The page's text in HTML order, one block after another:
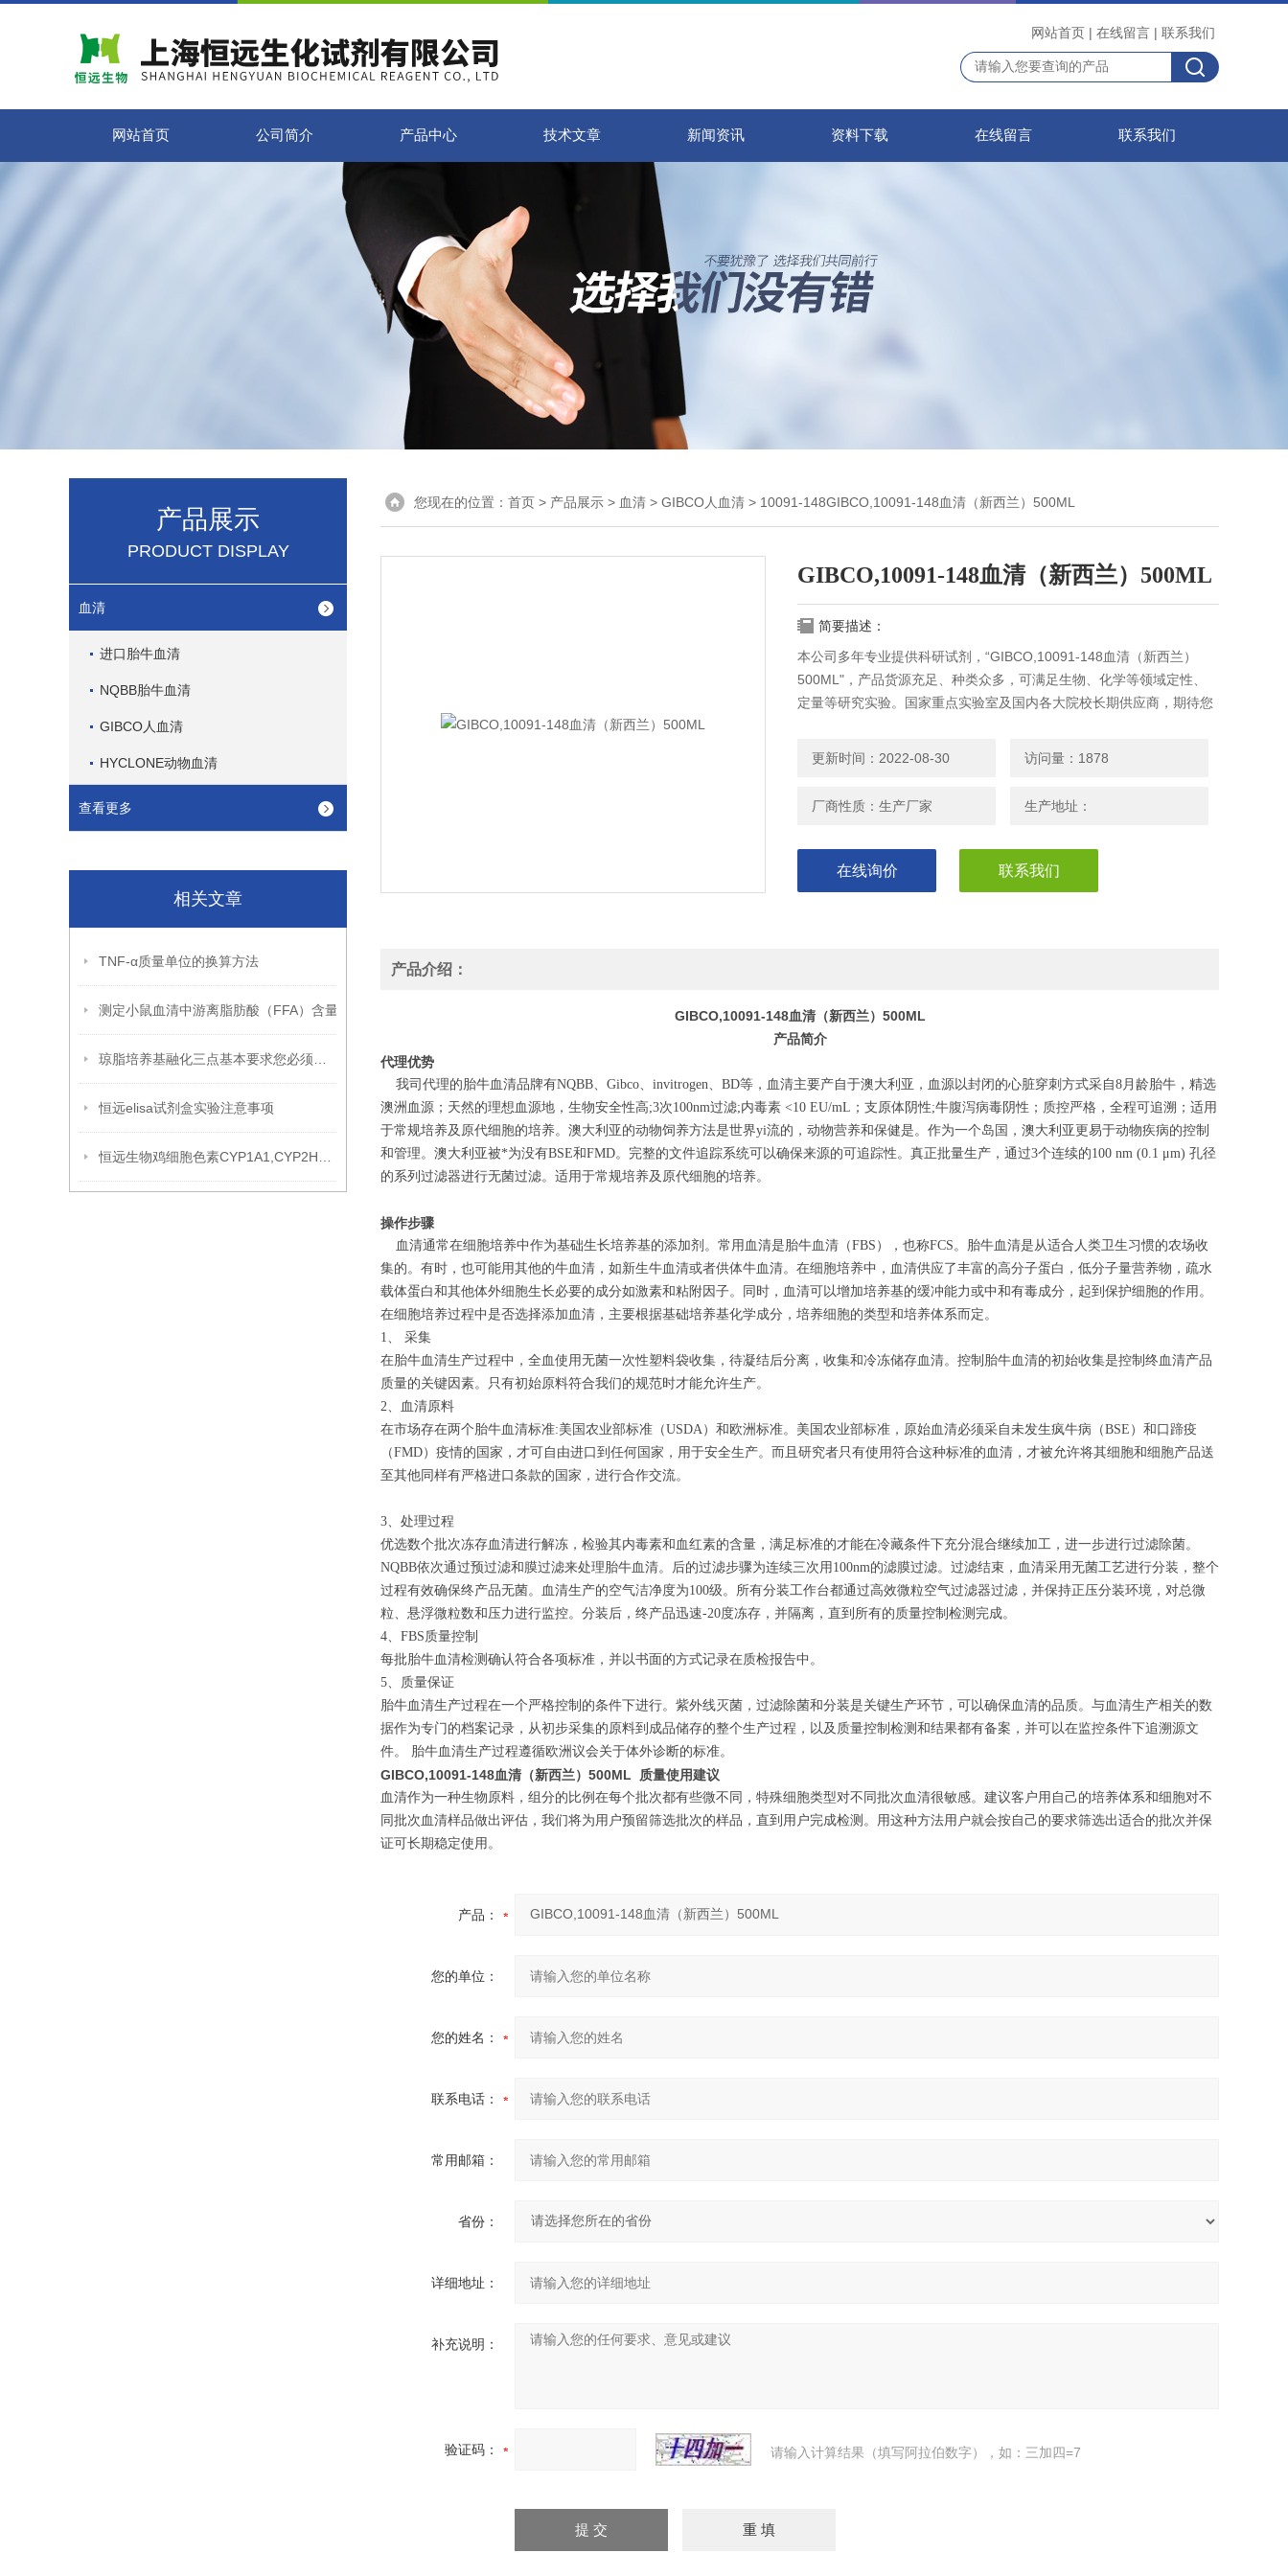
网站首页 | 在线留言 | 联系我们
网站首页 公司简介 产品中心 技术文章 新闻资讯 资料下载 在线留言 联系我们
产品展示
PRODUCT DISPLAY
血清
进口胎牛血清
NQBB胎牛血清
GIBCO人血清
HYCLONE动物血清
查看更多
相关文章
TNF-α质量单位的换算方法
测定小鼠血清中游离脂肪酸（FFA）含量
恒远elisa试剂盒实验注意事项
您现在的位置： 首页 > 产品展示 > 血清 > GIBCO人血清 > 10091-148GIBCO,10091-148血清（新西兰）500ML
GIBCO,10091-148血清（新西兰）500ML
简要描述：
本公司多年专业提供科研试剂，“GIBCO,10091-148血清（新西兰）
500ML"，产品货源充足、种类众多，可满足生物、化学等领域定性、
定量等研究实验。国家重点实验室及国内各大院校长期供应商，期待您
更新时间：2022-08-30 访问量：1878
厂商性质：生产厂家 生产地址：
在线询价 联系我们
产品介绍：
GIBCO,10091-148血清（新西兰）500ML
产品简介
代理优势
我司代理的胎牛血清品牌有NQBB、Gibco、invitrogen、BD等，血清主要产自于澳大利亚，血源以封闭的心脏穿刺方式采自8月龄胎牛，精选
澳洲血源；天然的理想血源地，生物安全性高;3次100nm过滤;内毒素 <10 EU/mL；支原体阴性;牛腹泻病毒阴性；质控严格，全程可追溯；适用
于常规培养及原代细胞的培养。澳大利亚的动物饲养方法是世界yi流的，动物营养和保健是。作为一个岛国，澳大利亚更易于动物疾病的控制
和管理。澳大利亚被*为没有BSE和FMD。完整的文件追踪系统可以确保来源的可追踪性。真正批量生产，通过3个连续的100 nm (0.1 μm) 孔径
的系列过滤器进行无菌过滤。适用于常规培养及原代细胞的培养。
操作步骤
血清通常在细胞培养中作为基础生长培养基的添加剂。常用血清是胎牛血清（FBS），也称FCS。胎牛血清是从适合人类卫生习惯的农场收
集的。有时，也可能用其他的牛血清，如新生牛血清或者供体牛血清。在细胞培养中，血清供应了丰富的高分子蛋白，低分子量营养物，疏水
载体蛋白和其他体外细胞生长必要的成分如激素和粘附因子。同时，血清可以增加培养基的缓冲能力或中和有毒成分，起到保护细胞的作用。
在细胞培养过程中是否选择添加血清，主要根据基础培养基化学成分，培养细胞的类型和培养体系而定。
1、 采集
在胎牛血清生产过程中，全血使用无菌一次性塑料袋收集，待凝结后分离，收集和冷冻储存血清。控制胎牛血清的初始收集是控制终血清产品
质量的关键因素。只有初始原料符合我们的规范时才能允许生产。
2、血清原料
在市场存在两个胎牛血清标准:美国农业部标准（USDA）和欧洲标准。美国农业部标准，原始血清必须采自未发生疯牛病（BSE）和口蹄疫
（FMD）疫情的国家，才可自由进口到任何国家，用于安全生产。而且研究者只有使用符合这种标准的血清，才被允许将其细胞和细胞产品送
至其他同样有严格进口条款的国家，进行合作交流。
3、处理过程
优选数个批次冻存血清进行解冻，检验其内毒素和血红素的含量，满足标准的才能在冷藏条件下充分混合继续加工，进一步进行过滤除菌。
NQBB依次通过预过滤和膜过滤来处理胎牛血清。后的过滤步骤为连续三次用100nm的滤膜过滤。过滤结束，血清采用无菌工艺进行分装，整个
过程有效确保终产品无菌。血清生产的空气洁净度为100级。所有分装工作台都通过高效微粒空气过滤器过滤，并保持正压分装环境，对总微
粒、悬浮微粒数和压力进行监控。分装后，终产品迅速-20度冻存，并隔离，直到所有的质量控制检测完成。
4、FBS质量控制
每批胎牛血清检测确认符合各项标准，并以书面的方式记录在质检报告中。
5、质量保证
胎牛血清生产过程在一个严格控制的条件下进行。紫外线灭菌，过滤除菌和分装是关键生产环节，可以确保血清的品质。与血清生产相关的数
据作为专门的档案记录，从初步采集的原料到成品储存的整个生产过程，以及质量控制检测和结果都有备案，并可以在监控条件下追溯源文
件。 胎牛血清生产过程遵循欧洲议会关于体外诊断的标准。
GIBCO,10091-148血清（新西兰）500ML​ 质量使用建议
血清作为一种生物原料，组分的比例在每个批次都有些微不同，特殊细胞类型对不同批次血清很敏感。建议客户用自己的培养体系和细胞对不
同批次血清样品做出评估，我们将为用户预留筛选批次的样品，直到用户完成检测。用这种方法用户就会按自己的要求筛选出适合的批次并保
证可长期稳定使用。
产品：
您的单位：
您的姓名：
联系电话：
常用邮箱：
省份：
详细地址：
补充说明：
验证码： 请输入计算结果（填写阿拉伯数字），如：三加四=7